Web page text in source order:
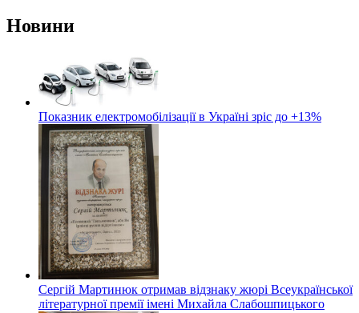
Новини
Показник електромобілізації в Україні зріс до +13%
Сергій Мартинюк отримав відзнаку жюрі Всеукраїнської
літературної премії імені Михайла Слабошпицького